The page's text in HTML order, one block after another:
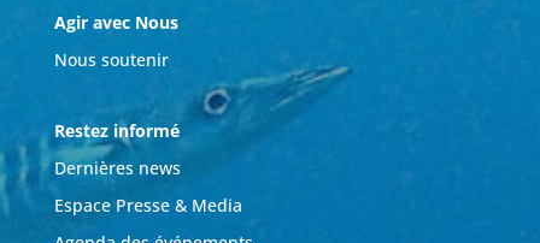
Agir avec Nous
Nous soutenir
Restez informé
Dernières news
Espace Presse & Media